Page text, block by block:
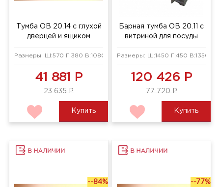
Тумба ОВ 20.14 с глухой
дверцей и ящиком
Размеры: Ш:570 Г:380 В:1080 мм
41 881 Р
23 635 Р
Купить
Барная тумба ОВ 20.11 с
витриной для посуды
Размеры: Ш:1450 Г:450 В:1350 мм
120 426 Р
77 720 Р
Купить
--84% --77%